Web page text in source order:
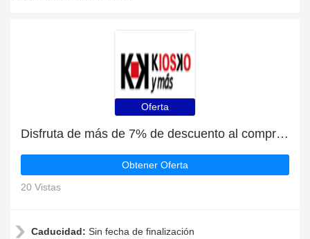
Oferta
Disfruta de más de 7% de descuento al comprar PUBLICACIONES
Obtener Oferta
20 Vistas
Caducidad: Sin fecha de finalización